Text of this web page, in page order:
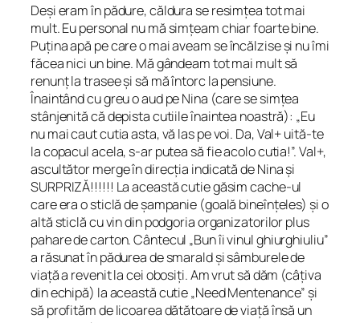
Deși eram în pădure, căldura se resimțea tot mai
mult. Eu personal nu mă simțeam chiar foarte bine.
Puțina apă pe care o mai aveam se încălzise și nu îmi
făcea nici un bine. Mă gândeam tot mai mult să
renunț la trasee și să mă întorc la pensiune.
Înaintând cu greu o aud pe Nina (care se simțea
stânjenită că depista cutiile înaintea noastră): „Eu
nu mai caut cutia asta, vă las pe voi. Da, Val+ uită-te
la copacul acela, s-ar putea să fie acolo cutia!”. Val+,
ascultător merge în direcția indicată de Nina și
SURPRIZĂ!!!!!! La această cutie găsim cache-ul
care era o sticlă de șampanie (goală bineînțeles) și o
altă sticlă cu vin din podgoria organizatorilor plus
pahare de carton. Cântecul „Bun îi vinul ghiurghiuliu”
a răsunat în pădurea de smarald și sâmburele de
viață a revenit la cei obosiți. Am vrut să dăm (câțiva
din echipă) la această cutie „Need Mentenance” și
să profităm de licoarea dătătoare de viață însă un